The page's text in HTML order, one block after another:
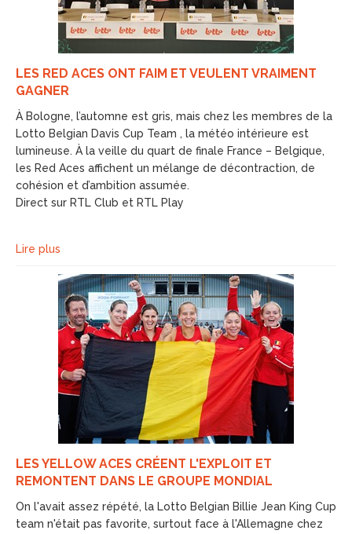
LES RED ACES ONT FAIM ET VEULENT VRAIMENT
GAGNER
À Bologne, l’automne est gris, mais chez les membres de la
Lotto Belgian Davis Cup Team , la météo intérieure est
lumineuse. À la veille du quart de finale France – Belgique,
les Red Aces affichent un mélange de décontraction, de
cohésion et d’ambition assumée.
Direct sur RTL Club et RTL Play
Lire plus
LES YELLOW ACES CRÉENT L'EXPLOIT ET
REMONTENT DANS LE GROUPE MONDIAL
On l'avait assez répété, la Lotto Belgian Billie Jean King Cup
team n'était pas favorite, surtout face à l'Allemagne chez